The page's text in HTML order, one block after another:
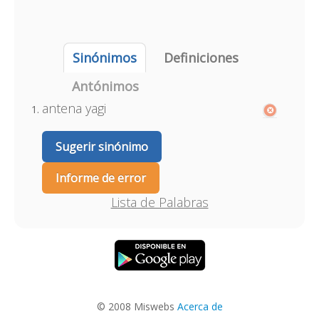
Sinónimos
Definiciones
Antónimos
antena yagi
Sugerir sinónimo
Informe de error
Lista de Palabras
© 2008 Miswebs Acerca de